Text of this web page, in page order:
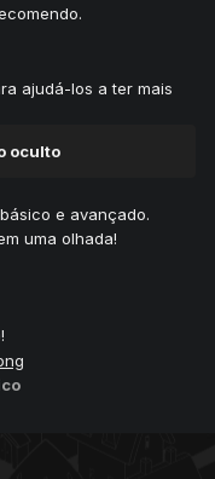
ajudá-los a ter mais
oculto
e avançado.
uma olhada!